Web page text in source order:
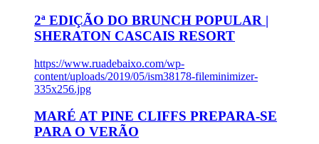
2ª EDIÇÃO DO BRUNCH POPULAR |
SHERATON CASCAIS RESORT
https://www.ruadebaixo.com/wp-
content/uploads/2019/05/ism38178-fileminimizer-
335x256.jpg
MARÉ AT PINE CLIFFS PREPARA-SE
PARA O VERÃO